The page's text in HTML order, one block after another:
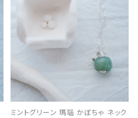
ミントグリーン 瑪瑙 かぼちゃ ネック